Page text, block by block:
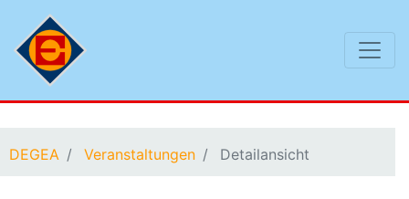
DEGEA Veranstaltungen Detailansicht